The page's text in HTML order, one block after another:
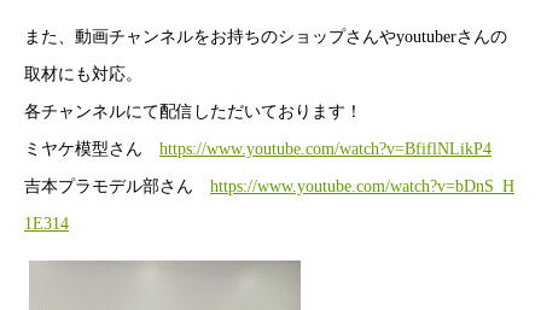
また、動画チャンネルをお持ちのショップさんやyoutuberさんの
取材にも対応。
各チャンネルにて配信しただいております！
ミヤケ模型さん https://www.youtube.com/watch?v=BfiflNLikP4
吉本プラモデル部さん https://www.youtube.com/watch?v=bDnS_H
1E314